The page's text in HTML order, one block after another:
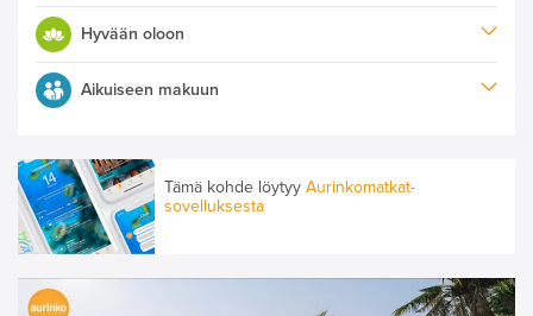
Hyvään oloon
Aikuiseen makuun
Tämä kohde löytyy Aurinkomatkat-
sovelluksesta